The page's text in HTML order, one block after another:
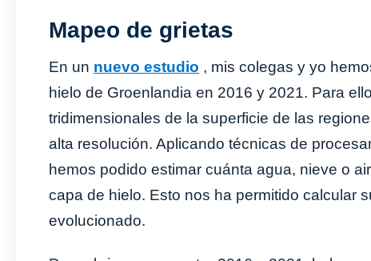
Mapeo de grietas
En un nuevo estudio , mis colegas y yo
hielo de Groenlandia en 2016 y 2021. Para
tridimensionales de la superficie de las
alta resolución. Aplicando técnicas de
hemos podido estimar cuánta agua, nieve o
capa de hielo. Esto nos ha permitido calcular
evolucionado.